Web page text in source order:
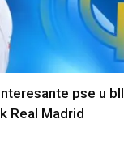
pse u
Real Madrid